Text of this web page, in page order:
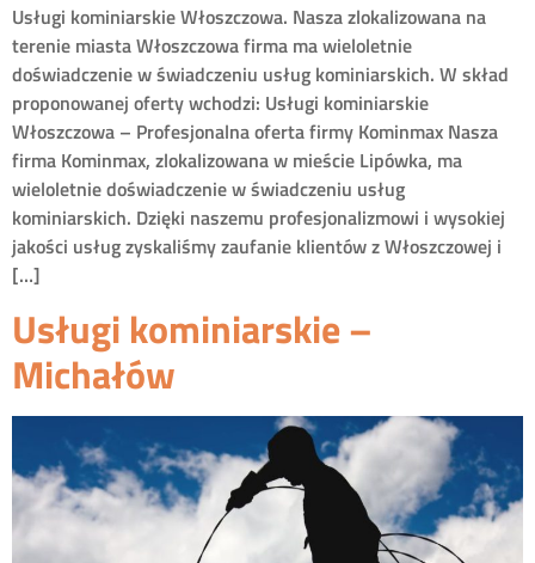
Usługi kominiarskie Włoszczowa. Nasza zlokalizowana na
terenie miasta Włoszczowa firma ma wieloletnie
doświadczenie w świadczeniu usług kominiarskich. W skład
proponowanej oferty wchodzi: Usługi kominiarskie
Włoszczowa – Profesjonalna oferta firmy Kominmax Nasza
firma Kominmax, zlokalizowana w mieście Lipówka, ma
wieloletnie doświadczenie w świadczeniu usług
kominiarskich. Dzięki naszemu profesjonalizmowi i wysokiej
jakości usług zyskaliśmy zaufanie klientów z Włoszczowej i
[…]
Usługi kominiarskie –
Michałów